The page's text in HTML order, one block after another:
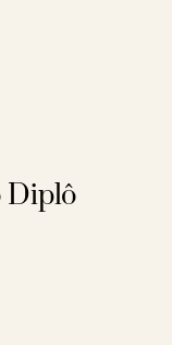
Diplô